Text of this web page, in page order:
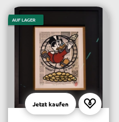
AUF LAGER
Jetzt kaufen